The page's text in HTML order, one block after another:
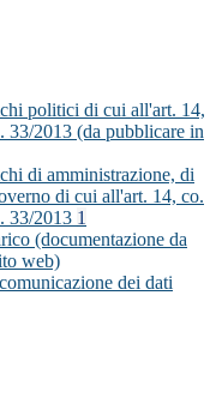
politici di cui all'art. 14,
33/2013 (da pubblicare in
di amministrazione, di
di cui all'art. 14, co.
33/2013 1
(documentazione da
web)
dei dati